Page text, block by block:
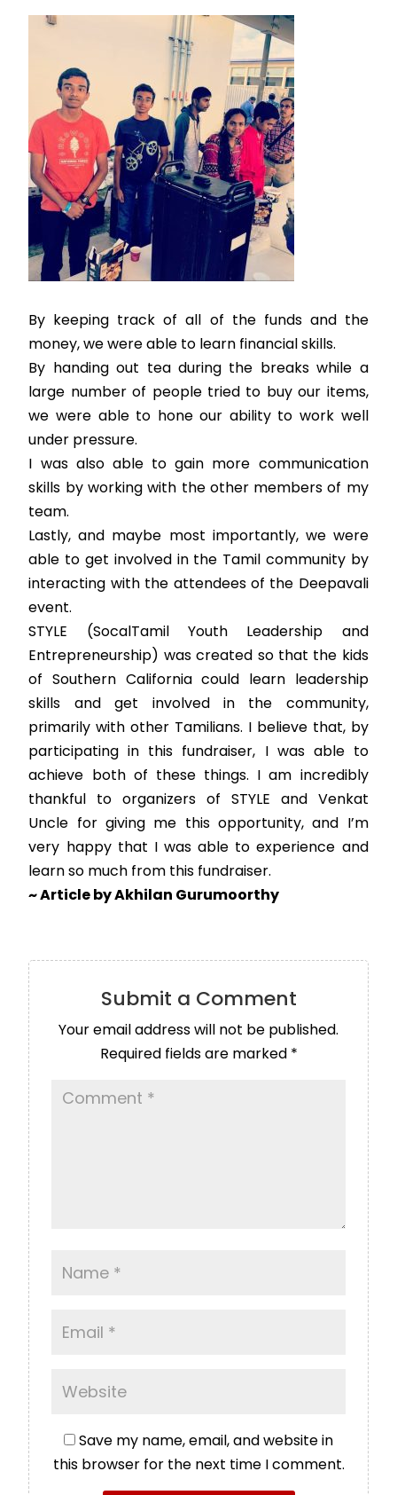
By keeping track of all of the funds and the
money, we were able to learn financial skills.
By handing out tea during the breaks while a
large number of people tried to buy our items,
we were able to hone our ability to work well
under pressure.
I was also able to gain more communication
skills by working with the other members of my
team.
Lastly, and maybe most importantly, we were
able to get involved in the Tamil community by
interacting with the attendees of the Deepavali
event.
STYLE (SocalTamil Youth Leadership and
Entrepreneurship) was created so that the kids
of Southern California could learn leadership
skills and get involved in the community,
primarily with other Tamilians. I believe that, by
participating in this fundraiser, I was able to
achieve both of these things. I am incredibly
thankful to organizers of STYLE and Venkat
Uncle for giving me this opportunity, and I’m
very happy that I was able to experience and
learn so much from this fundraiser.
~ Article by Akhilan Gurumoorthy
Submit a Comment
Your email address will not be published.
Required fields are marked *
Save my name, email, and website in
this browser for the next time I comment.